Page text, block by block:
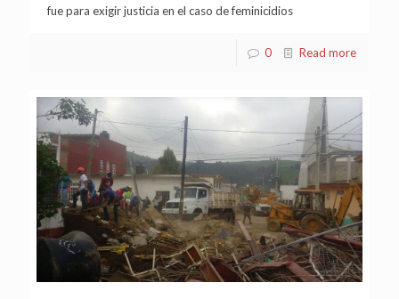
fue para exigir justicia en el caso de feminicidios
0 Read more